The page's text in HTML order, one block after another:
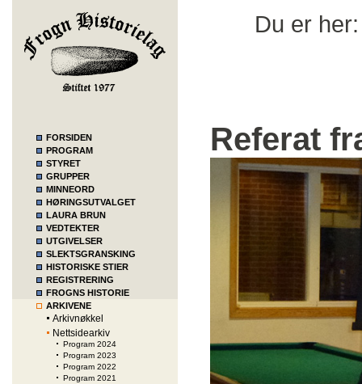
FORSIDEN
PROGRAM
STYRET
GRUPPER
MINNEORD
HØRINGSUTVALGET
LAURA BRUN
VEDTEKTER
UTGIVELSER
SLEKTSGRANSKING
HISTORISKE STIER
REGISTRERING
FROGNS HISTORIE
ARKIVENE
Arkivnøkkel
Nettsidearkiv
Program 2024
Program 2023
Program 2022
Program 2021
Du er
Referat